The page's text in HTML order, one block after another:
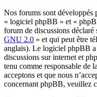
Nos forums sont développés
« logiciel phpBB » et «
forum de discussions déclaré
GNU 2.0 » et qui peut être
anglais). Le logiciel phpBB
discussions sur internet et
tenu comme responsable de
acceptons et que nous
concernant phpBB, veuillez